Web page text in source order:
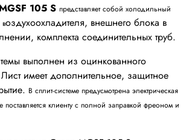
105 S представляет собой холодильный
воздухоохладителя, внешнего блока в
комплекта соединительных труб.
выполнен из оцинкованного
Лист имеет дополнительное, защитное
В сплит-системе предусмотрена электрическая
поставляется клиенту с полной заправкой фреоном и